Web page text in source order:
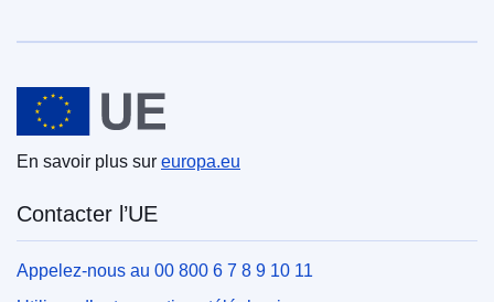
Union européenne
En savoir plus sur europa.eu
Contacter l’UE
Appelez-nous au 00 800 6 7 8 9 10 11